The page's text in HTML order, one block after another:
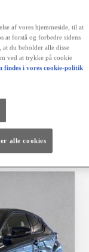
Positiv
RKI
Der er
gebyrer ved
Vi tager
Gem
af vores hjemmeside, til at
at forstå og forbedre sidens
du beholder alle disse
ved at trykke på cookie
findes i vores cookie-politik
alle cookies